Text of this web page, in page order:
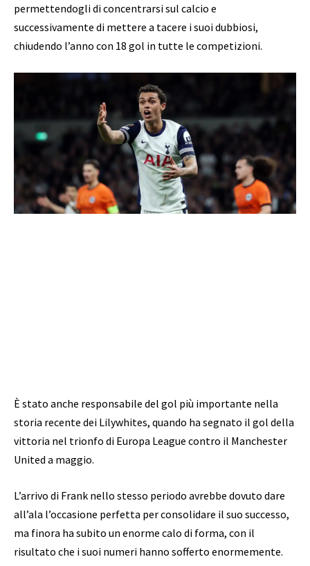
permettendogli di concentrarsi sul calcio e
successivamente di mettere a tacere i suoi dubbiosi,
chiudendo l’anno con 18 gol in tutte le competizioni.
È stato anche responsabile del gol più importante nella
storia recente dei Lilywhites, quando ha segnato il gol della
vittoria nel trionfo di Europa League contro il Manchester
United a maggio.
L’arrivo di Frank nello stesso periodo avrebbe dovuto dare
all’ala l’occasione perfetta per consolidare il suo successo,
ma finora ha subito un enorme calo di forma, con il
risultato che i suoi numeri hanno sofferto enormemente.